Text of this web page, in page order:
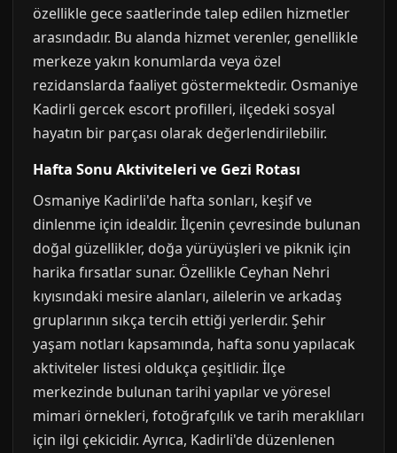
özellikle gece saatlerinde talep edilen hizmetler
arasındadır. Bu alanda hizmet verenler, genellikle
merkeze yakın konumlarda veya özel
rezidanslarda faaliyet göstermektedir. Osmaniye
Kadirli gercek escort profilleri, ilçedeki sosyal
hayatın bir parçası olarak değerlendirilebilir.
Hafta Sonu Aktiviteleri ve Gezi Rotası
Osmaniye Kadirli'de hafta sonları, keşif ve
dinlenme için idealdir. İlçenin çevresinde bulunan
doğal güzellikler, doğa yürüyüşleri ve piknik için
harika fırsatlar sunar. Özellikle Ceyhan Nehri
kıyısındaki mesire alanları, ailelerin ve arkadaş
gruplarının sıkça tercih ettiği yerlerdir. Şehir
yaşam notları kapsamında, hafta sonu yapılacak
aktiviteler listesi oldukça çeşitlidir. İlçe
merkezinde bulunan tarihi yapılar ve yöresel
mimari örnekleri, fotoğrafçılık ve tarih meraklıları
için ilgi çekicidir. Ayrıca, Kadirli'de düzenlenen